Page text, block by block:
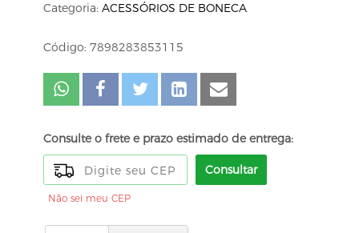
Categoria: ACESSÓRIOS DE BONECA
Código: 7898283853115
Consulte o frete e prazo estimado de entrega:
Consultar
Não sei meu CEP